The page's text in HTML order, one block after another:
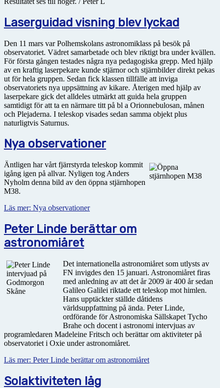
Laserguidad visning blev lyckad
Den 11 mars var Polhemskolans astronomiklass på besök på
observatoriet. Vädret samarbetade och blev riktigt bra under kvällen.
För första gången testades några nya pedagogiska grepp. Med hjälp
av en kraftig laserpekare kunde stjärnor och stjärnbilder direkt pekas
ut för hela gruppen. Sedan fick klassen tillfälle att inviga
observatoriets nya uppsättning av kikare. Återigen med hjälp av
laserpekare gick det alldeles utmärkt att guida hela gruppen
samtidigt för att ta en närmare titt på bl a Orionnebulosan, månen
och Plejaderna. I teleskop visades sedan samma objekt plus
naturligtvis Saturnus.
Nya observationer
Äntligen har vårt fjärrstyrda teleskop kommit
igång igen på allvar. Nyligen tog Anders
Nyholm denna bild av den öppna stjärnhopen
M38.
Läs mer: Nya observationer
Peter Linde berättar om
astronomiåret
Det internationella astronomiåret som utlysts av
FN invigdes den 15 januari. Astronomiåret firas
med anledning av att det år 2009 är 400 år sedan
Galileo Galilei riktade ett teleskop mot himlen.
Hans upptäckter ställde dåtidens
världsuppfattning på ända. Peter Linde,
ordförande för Astronomiska Sällskapet Tycho
Brahe och docent i astronomi intervjuas av
programledaren Madeleine Fritsch och berättar om aktiviteter på
observatoriet i Oxie under astronomiåret.
Läs mer: Peter Linde berättar om astronomiåret
Solaktiviteten låg